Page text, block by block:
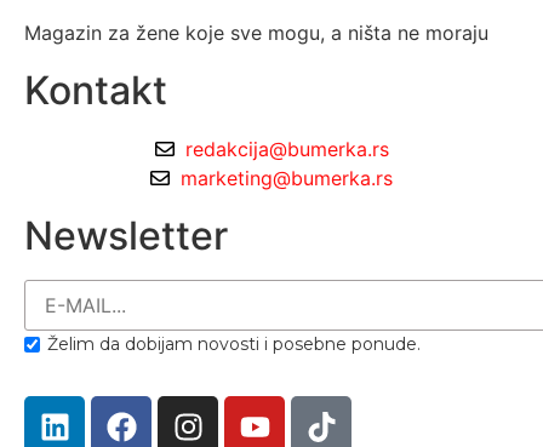
Magazin za žene koje sve mogu, a ništa ne moraju
Kontakt
redakcija@bumerka.rs
marketing@bumerka.rs
Newsletter
Želim da dobijam novosti i posebne ponude.